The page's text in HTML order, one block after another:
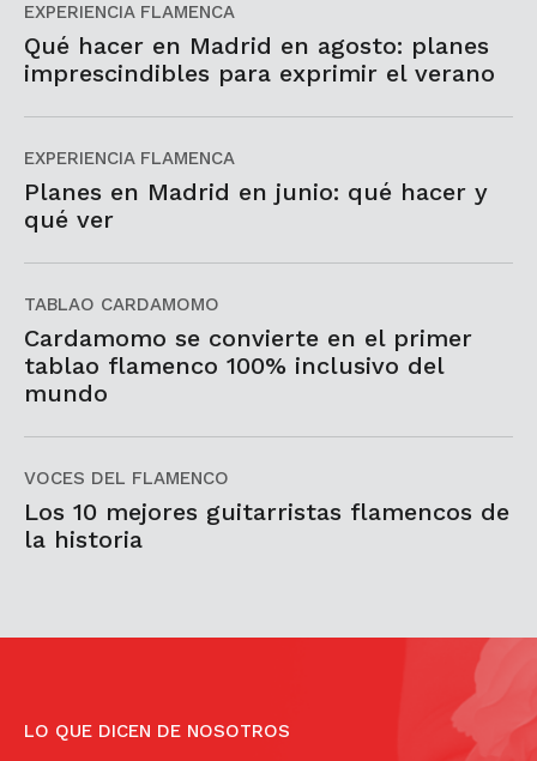
EXPERIENCIA FLAMENCA
Qué hacer en Madrid en agosto: planes
imprescindibles para exprimir el verano
EXPERIENCIA FLAMENCA
Planes en Madrid en junio: qué hacer y
qué ver
TABLAO CARDAMOMO
Cardamomo se convierte en el primer
tablao flamenco 100% inclusivo del
mundo
VOCES DEL FLAMENCO
Los 10 mejores guitarristas flamencos de
la historia
LO QUE DICEN DE NOSOTROS